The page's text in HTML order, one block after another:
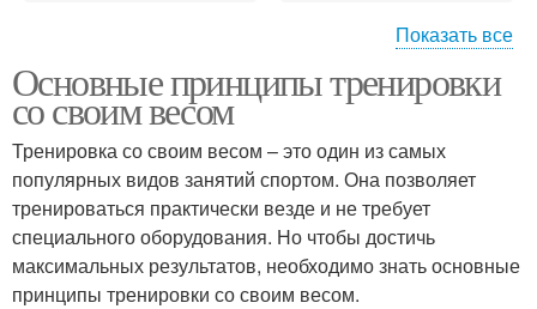
Правильный режим
Показать все
Основные принципы тренировки
со своим весом
Тренировка со своим весом – это один из самых
популярных видов занятий спортом. Она позволяет
тренироваться практически везде и не требует
специального оборудования. Но чтобы достичь
максимальных результатов, необходимо знать основные
принципы тренировки со своим весом.